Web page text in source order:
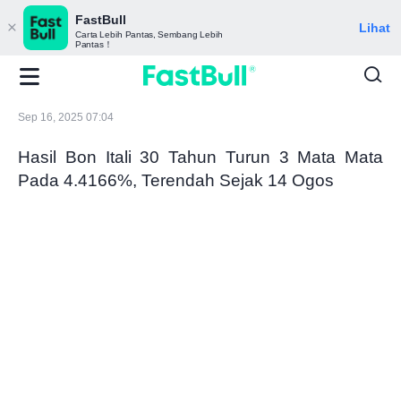
FastBull
Carta Lebih Pantas, Sembang Lebih
Pantas！
Lihat
Sep 16, 2025 07:04
Hasil Bon Itali 30 Tahun Turun 3 Mata Mata
Pada 4.4166%, Terendah Sejak 14 Ogos